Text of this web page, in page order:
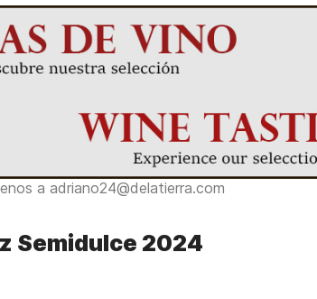
a adriano24@delatierra.com
Semidulce 2024